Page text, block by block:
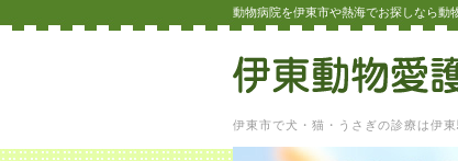
動物病院を伊東市や熱海でお探しなら動
伊東市で犬・猫・うさぎの診療は伊